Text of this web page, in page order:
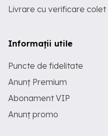
Livrare cu verificare colet
Informații utile
Puncte de fidelitate
Anunț Premium
Abonament VIP
Anunț promo